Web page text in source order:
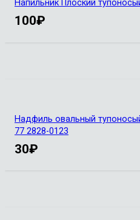
Напильник Плоский
100₽
Надфиль овальный
77 2828-0123
30₽